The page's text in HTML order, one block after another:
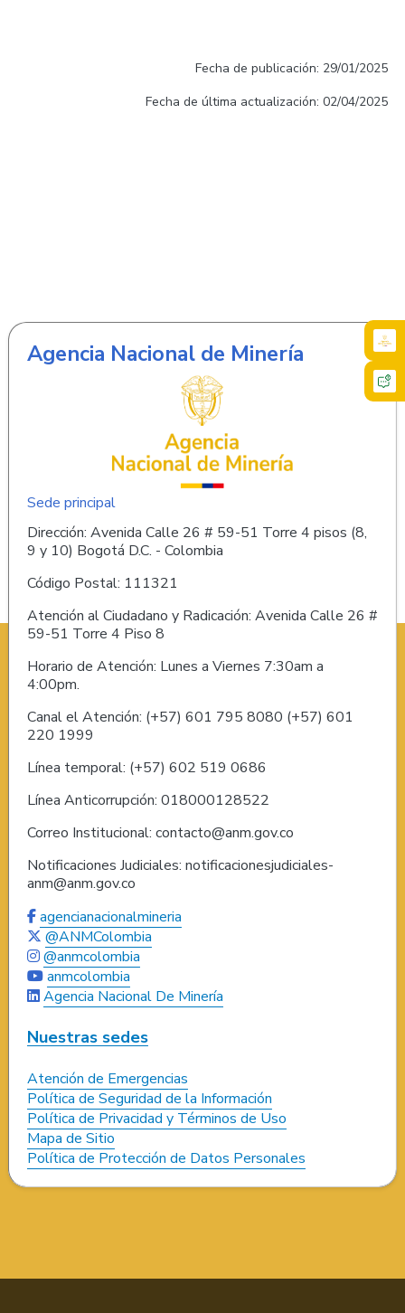
Fecha de publicación: 29/01/2025
Fecha de última actualización: 02/04/2025
Agencia Nacional de Minería
Sede principal
Dirección: Avenida Calle 26 # 59-51 Torre 4 pisos (8,
9 y 10) Bogotá D.C. - Colombia
Código Postal: 111321
Atención al Ciudadano y Radicación: Avenida Calle 26 #
59-51 Torre 4 Piso 8
Horario de Atención: Lunes a Viernes 7:30am a
4:00pm.
Canal el Atención: (+57) 601 795 8080 (+57) 601
220 1999
Línea temporal: (+57) 602 519 0686
Línea Anticorrupción: 018000128522
Correo Institucional: contacto@anm.gov.co
Notificaciones Judiciales: notificacionesjudiciales-
anm@anm.gov.co
agencianacionalmineria
@ANMColombia
@anmcolombia
anmcolombia
Agencia Nacional De Minería
Nuestras sedes
Atención de Emergencias
Política de Seguridad de la Información
Política de Privacidad y Términos de Uso
Mapa de Sitio
Política de Protección de Datos Personales